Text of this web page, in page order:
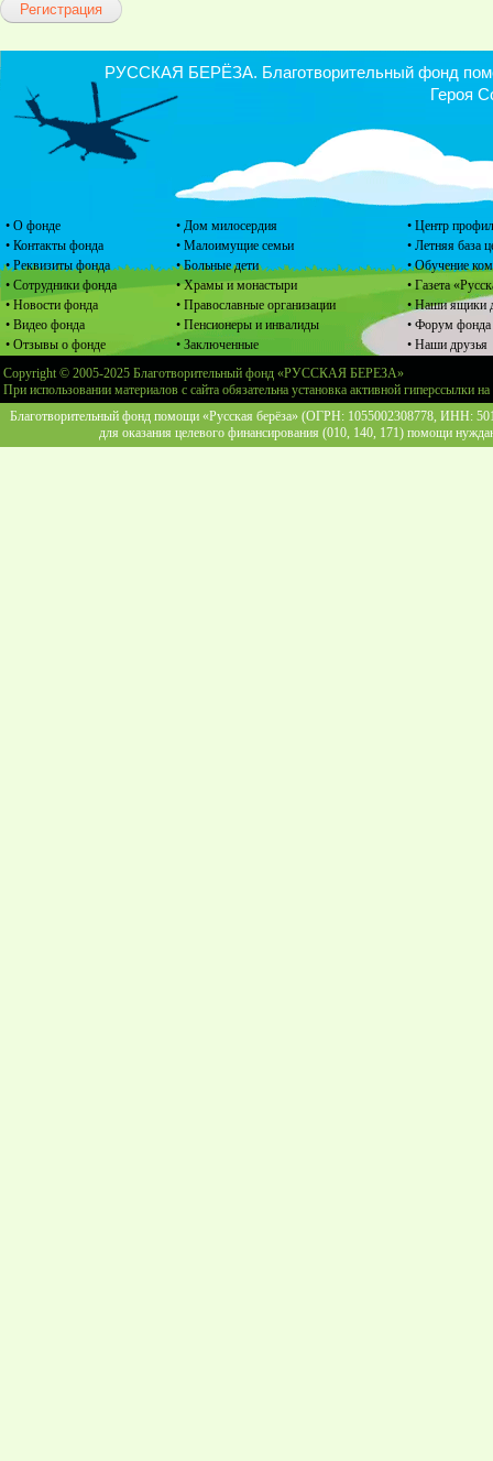
• О фонде
• Контакты фонда
• Реквизиты фонда
• Сотрудники фонда
• Новости фонда
• Видео фонда
• Отзывы о фонде
• Дом милосердия
• Малоимущие семьи
• Больные дети
• Храмы и монастыри
• Православные организации
• Пенсионеры и инвалиды
• Заключенные
• Центр
• Летняя база
• Обучение
• Газета
• Наши ящики
• Форум фонда
• Наши друзья
РУССКАЯ БЕРЁЗА. Благотворительный фонд
Героя
Copyright © 2005-2025 Благотворительный фонд «РУССКАЯ БЕРЕЗА»
При использовании материалов с сайта обязательна установка активной гиперссылки
Благотворительный фонд помощи «Русская берёза» (ОГРН: 1055002308778, ИНН:
для оказания целевого финансирования (010, 140, 171) помощи